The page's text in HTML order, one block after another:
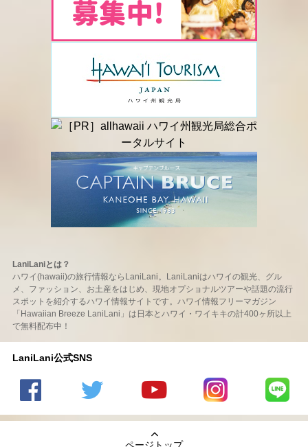
LaniLaniとは？
ハワイ(hawaii)の旅行情報ならLaniLani。LaniLaniはハワイの観光、グル
メ、ファッション、お土産をはじめ、現地オプショナルツアーや話題の流行
スポットを紹介するハワイ情報サイトです。ハワイ情報フリーマガジン
「Hawaiian Breeze LaniLani」は日本とハワイ・ワイキキの計400ヶ所以上
で無料配布中！
LaniLani公式SNS
の
のtwitter
の
Youtube
LaniLani
LaniLani